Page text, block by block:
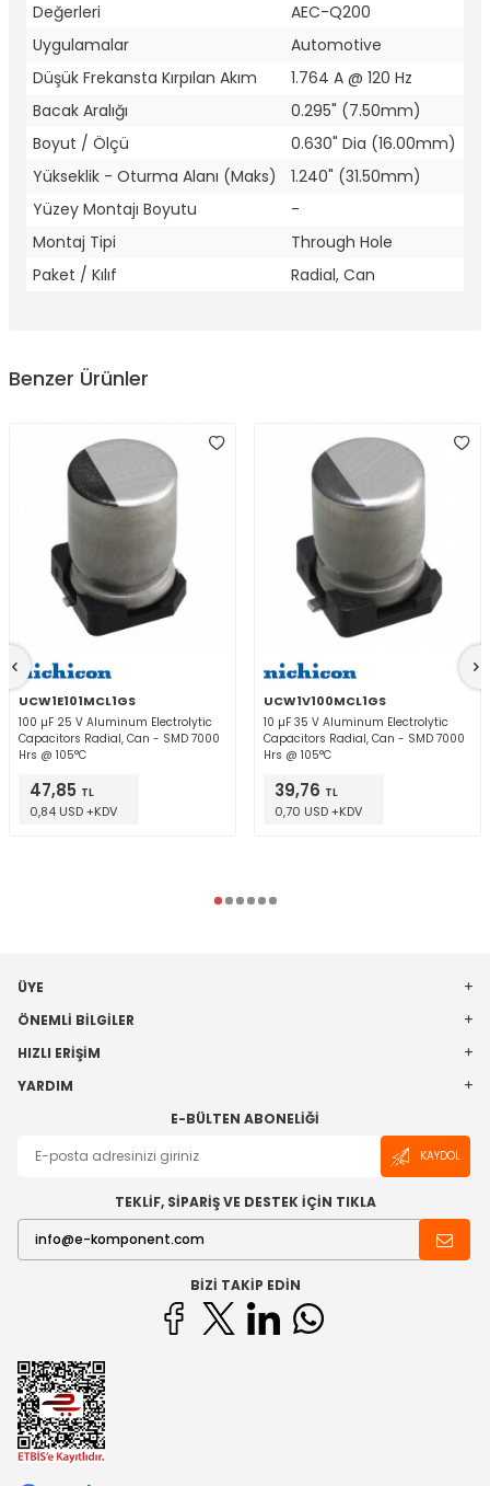
Değerleri
AEC-Q200
Uygulamalar
Automotive
Düşük Frekansta Kırpılan Akım
1.764 A @ 120 Hz
Bacak Aralığı
0.295" (7.50mm)
Boyut / Ölçü
0.630" Dia (16.00mm)
Yükseklik - Oturma Alanı (Maks)
1.240" (31.50mm)
Yüzey Montajı Boyutu
-
Montaj Tipi
Through Hole
Paket / Kılıf
Radial, Can
Benzer Ürünler
UCW1E101MCL1GS
100 µF 25 V Aluminum Electrolytic
Capacitors Radial, Can - SMD 7000
Hrs @ 105°C
47,85 TL
0,84 USD +KDV
UCW1V100MCL1GS
10 µF 35 V Aluminum Electrolytic
Capacitors Radial, Can - SMD 7000
Hrs @ 105°C
39,76 TL
0,70 USD +KDV
ÜYE
ÖNEMLI BILGILER
HIZLI ERIŞIM
YARDIM
E-BÜLTEN ABONELIĞI
KAYDOL
TEKLİF, SİPARİŞ VE DESTEK İÇİN TIKLA
BIZI TAKIP EDIN